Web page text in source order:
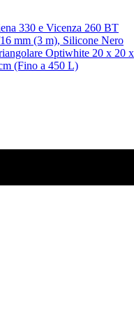
330 e Vicenza 260 BT
mm (3 m), Silicone Nero
Optiwhite 20 x 20
(Fino a 450 L)